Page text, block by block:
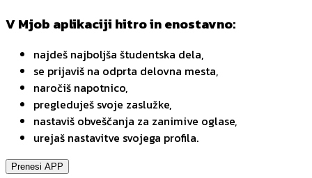
V Mjob aplikaciji hitro in enostavno:
najdeš najboljša študentska dela,
se prijaviš na odprta delovna mesta,
naročiš napotnico,
pregleduješ svoje zaslužke,
nastaviš obveščanja za zanimive oglase,
urejaš nastavitve svojega profila.
Prenesi APP